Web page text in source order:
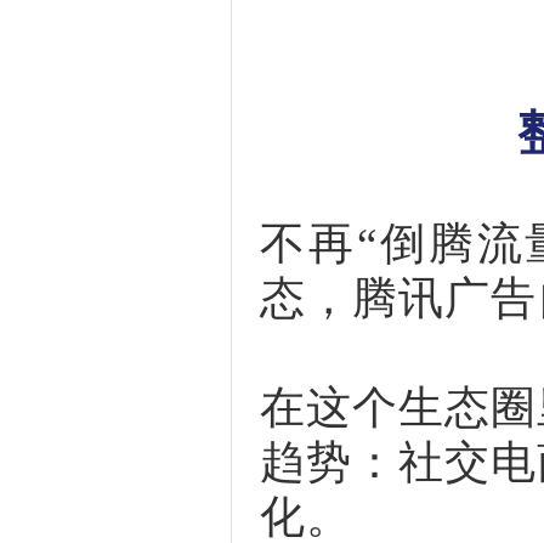
不再“倒腾流
态，腾讯广
在这个生态
趋势：社交
化。